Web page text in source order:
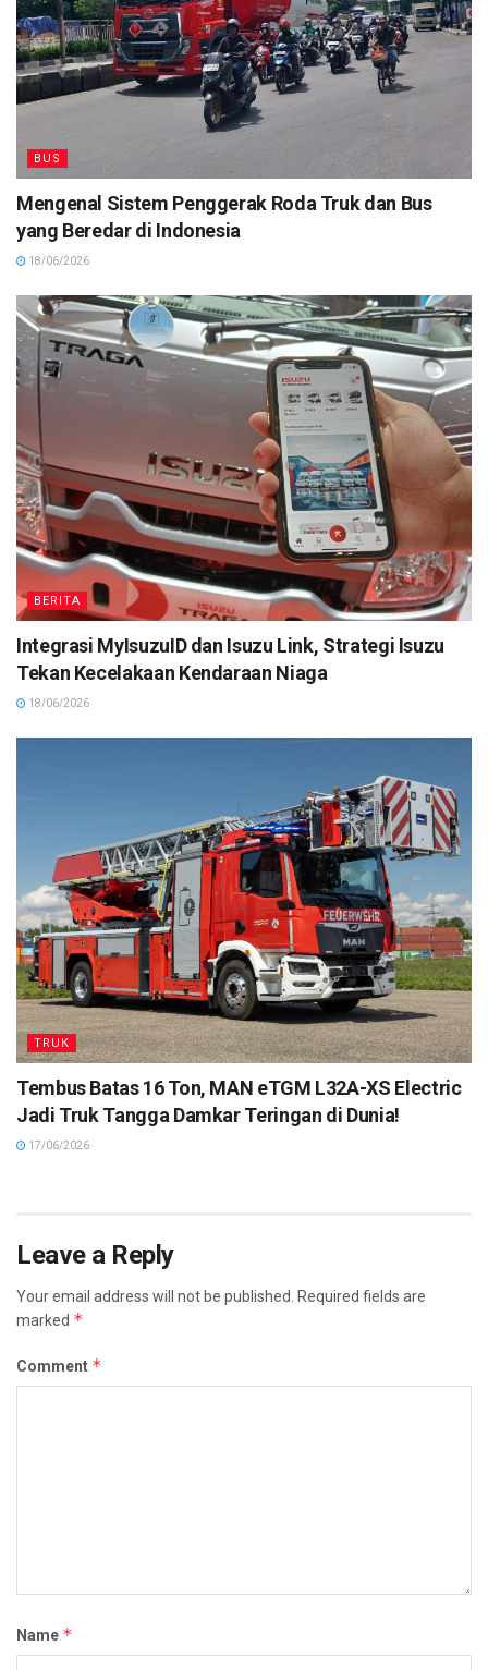
BUS
Mengenal Sistem Penggerak Roda Truk dan Bus
yang Beredar di Indonesia
18/06/2026
BERITA
Integrasi MyIsuzuID dan Isuzu Link, Strategi Isuzu
Tekan Kecelakaan Kendaraan Niaga
18/06/2026
TRUK
Tembus Batas 16 Ton, MAN eTGM L32A-XS Electric
Jadi Truk Tangga Damkar Teringan di Dunia!
17/06/2026
Leave a Reply
Your email address will not be published. Required fields are
marked *
Comment *
Name *